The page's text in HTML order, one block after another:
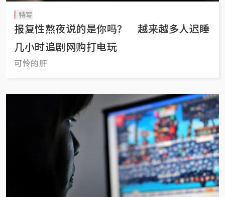
特写
报复性熬夜说的是你吗？ 越来越多人迟睡
几小时追剧网购打电玩
可怜的肝